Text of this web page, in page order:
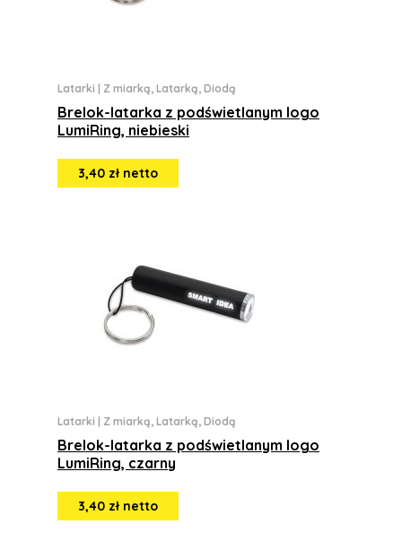
Latarki Z miarką, Latarką, Diodą
Brelok-latarka z podświetlanym logo
LumiRing, niebieski
3,40 zł netto
Latarki Z miarką, Latarką, Diodą
Brelok-latarka z podświetlanym logo
LumiRing, czarny
3,40 zł netto